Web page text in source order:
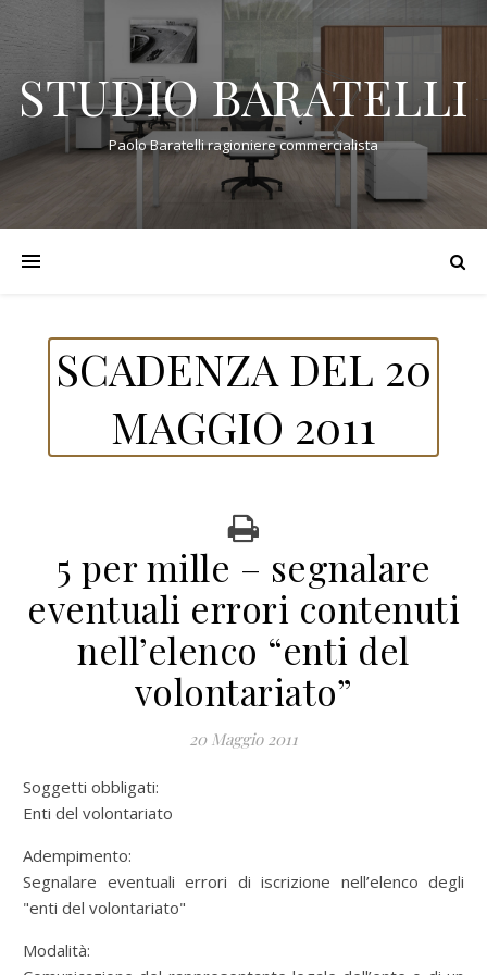
STUDIO BARATELLI
Paolo Baratelli ragioniere commercialista
SCADENZA DEL 20
MAGGIO 2011
5 per mille – segnalare
eventuali errori contenuti
nell’elenco “enti del
volontariato”
20 Maggio 2011
Soggetti obbligati:
Enti del volontariato
Adempimento:
Segnalare eventuali errori di iscrizione nell’elenco degli
"enti del volontariato"
Modalità: